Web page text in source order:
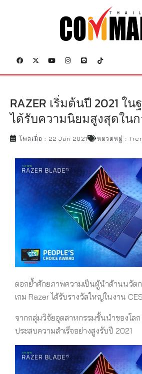
RAZER เริ่มต้นปี 2021 ใ
ได้รับความนิยมสูงสุดในก
โพสเมื่อ : 22 Jan 2021 หมวดหมู่ :
ตอกย้ำศักยภาพความเป็นผู้นำด้านนวัต
เกม Razer ได้รับรางวัลใหญ่ในงาน
จากกลุ่มวิจัยอุตสาหกรรมชั้นนำของโลก
ประสบความสำเร็จอย่างสูงรับปี 2021